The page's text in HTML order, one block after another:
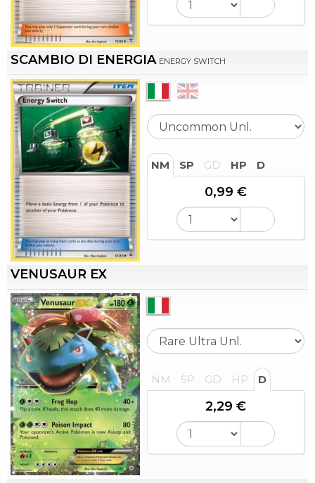
SCAMBIO DI ENERGIA ENERGY SWITCH
NM SP GD HP D
0,99 €
VENUSAUR EX
NM SP GD HP D
2,29 €